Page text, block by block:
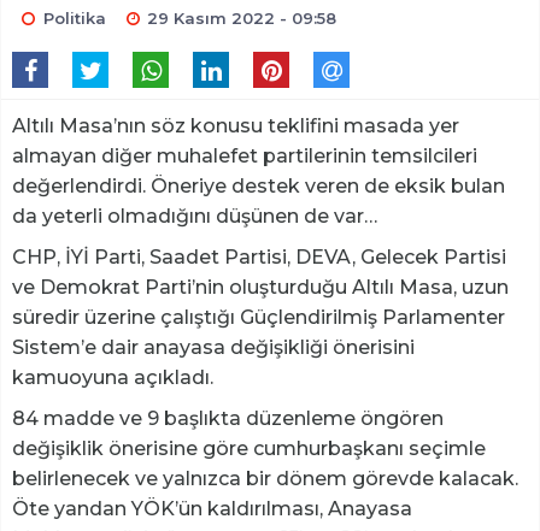
Politika 29 Kasım 2022 - 09:58
Altılı Masa’nın söz konusu teklifini masada yer
almayan diğer muhalefet partilerinin temsilcileri
değerlendirdi. Öneriye destek veren de eksik bulan
da yeterli olmadığını düşünen de var…
CHP, İYİ Parti, Saadet Partisi, DEVA, Gelecek Partisi
ve Demokrat Parti’nin oluşturduğu Altılı Masa, uzun
süredir üzerine çalıştığı Güçlendirilmiş Parlamenter
Sistem’e dair anayasa değişikliği önerisini
kamuoyuna açıkladı.
84 madde ve 9 başlıkta düzenleme öngören
değişiklik önerisine göre cumhurbaşkanı seçimle
belirlenecek ve yalnızca bir dönem görevde kalacak.
Öte yandan YÖK’ün kaldırılması, Anayasa